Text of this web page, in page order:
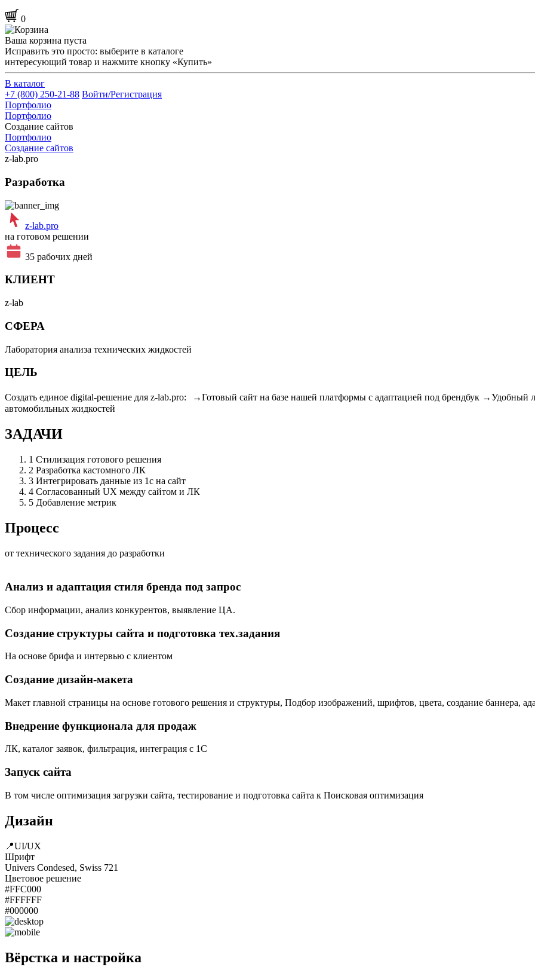
0
Ваша корзина пуста
Исправить это просто: выберите в каталоге
интересующий товар и нажмите кнопку «Купить»
В каталог
+7 (800) 250-21-88 Войти/Регистрация
Портфолио
Портфолио
Создание сайтов
Портфолио
Создание сайтов
z-lab.pro
Разработка
z-lab.pro
на готовом решении
35 рабочих дней
КЛИЕНТ
z-lab
СФЕРА
Лаборатория анализа технических жидкостей
ЦЕЛЬ
Создать единое digital-решение для z-lab.pro: →Готовый сайт на базе нашей платформы с адаптацией под брендбук →Удобный
автомобильных жидкостей
ЗАДАЧИ
1 Стилизация готового решения
2 Разработка кастомного ЛК
3 Интегрировать данные из 1с на сайт
4 Согласованный UX между сайтом и ЛК
5 Добавление метрик
Процесс
от технического задания до разработки
Анализ и адаптация стиля бренда под запрос
Сбор информации, анализ конкурентов, выявление ЦА.
Создание структуры сайта и подготовка тех.задания
На основе брифа и интервью с клиентом
Создание дизайн-макета
Макет главной страницы на основе готового решения и структуры, Подбор изображений, шрифтов, цвета, создание баннера,
Внедрение функционала для продаж
ЛК, каталог заявок, фильтрация, интеграция с 1С
Запуск сайта
В том числе оптимизация загрузки сайта, тестирование и подготовка сайта к Поисковая оптимизация
Дизайн
📍UI/UX
Шрифт
Univers Condesed, Swiss 721
Цветовое решение
#FFC000
#FFFFFF
#000000
Вёрстка и настройка